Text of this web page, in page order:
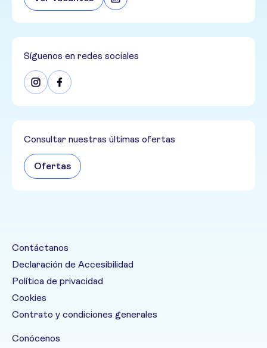
Síguenos en redes sociales
Consultar nuestras últimas ofertas
Ofertas
Contáctanos
Declaración de Accesibilidad
Política de privacidad
Cookies
Contrato y condiciones generales
Conócenos